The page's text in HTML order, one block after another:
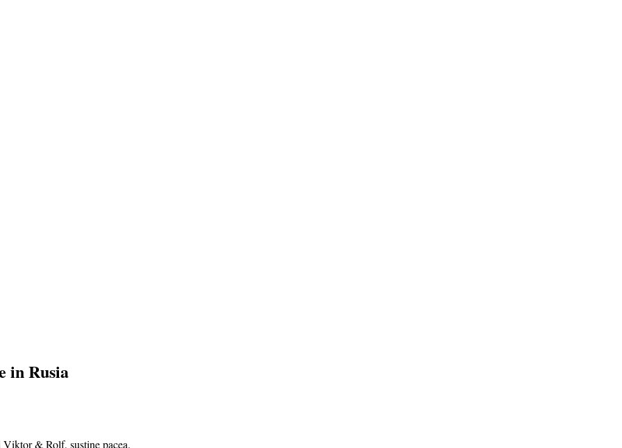
in Rusia
& Rolf, sustine pacea.